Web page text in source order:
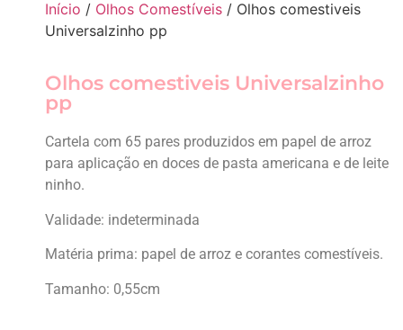
Início / Olhos Comestíveis / Olhos comestiveis
Universalzinho pp
Olhos comestiveis Universalzinho
pp
Cartela com 65 pares produzidos em papel de arroz
para aplicação en doces de pasta americana e de leite
ninho.
Validade: indeterminada
Matéria prima: papel de arroz e corantes comestíveis.
Tamanho: 0,55cm